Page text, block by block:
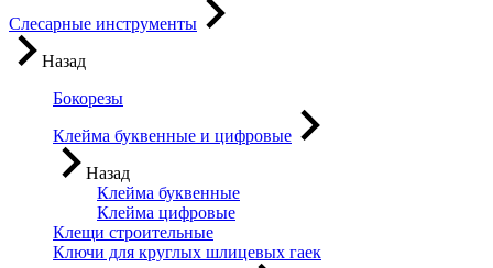
Слесарные инструменты
Назад
Бокорезы
Клейма буквенные и цифровые
Назад
Клейма буквенные
Клейма цифровые
Клещи строительные
Ключи для круглых шлицевых гаек